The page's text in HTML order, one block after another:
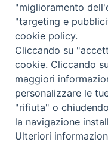
• Largo Duomo, 12
"miglioramento
"targeting e
cookie policy.
Cliccando su
cookie. Cliccando
maggiori
personalizzare le
"rifiuta" o
la navigazione
Ulteriori